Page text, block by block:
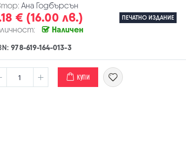
Ана Годбърсън
€ (16.00 лв.) ПЕЧАТНО ИЗДАНИЕ
Наличен
978-619-164-013-3
КУПИ